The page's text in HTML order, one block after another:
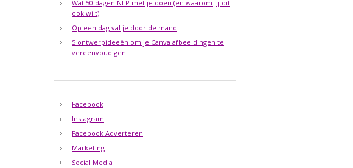
Wat 50 dagen NLP met je doen (en waarom jij dit
ook wilt)
Op een dag val je door de mand
5 ontwerpideeën om je Canva afbeeldingen te
vereenvoudigen
Facebook
Instagram
Facebook Adverteren
Marketing
Social Media